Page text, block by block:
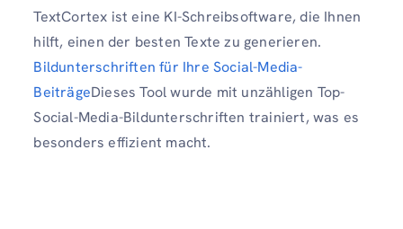
TextCortex ist eine KI-Schreibsoftware, die Ihnen
hilft, einen der besten Texte zu generieren.
Bildunterschriften für Ihre Social-Media-
BeiträgeDieses Tool wurde mit unzähligen Top-
Social-Media-Bildunterschriften trainiert, was es
besonders effizient macht.